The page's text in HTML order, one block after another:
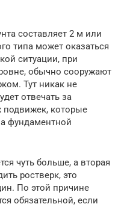
составляет 2 м или
типа может оказаться
ситуации, при
обычно сооружают
Тут никак не
отвечать за
которые
фундаментной
чуть больше, а вторая
ростверк, это
По этой причине
обязательной, если